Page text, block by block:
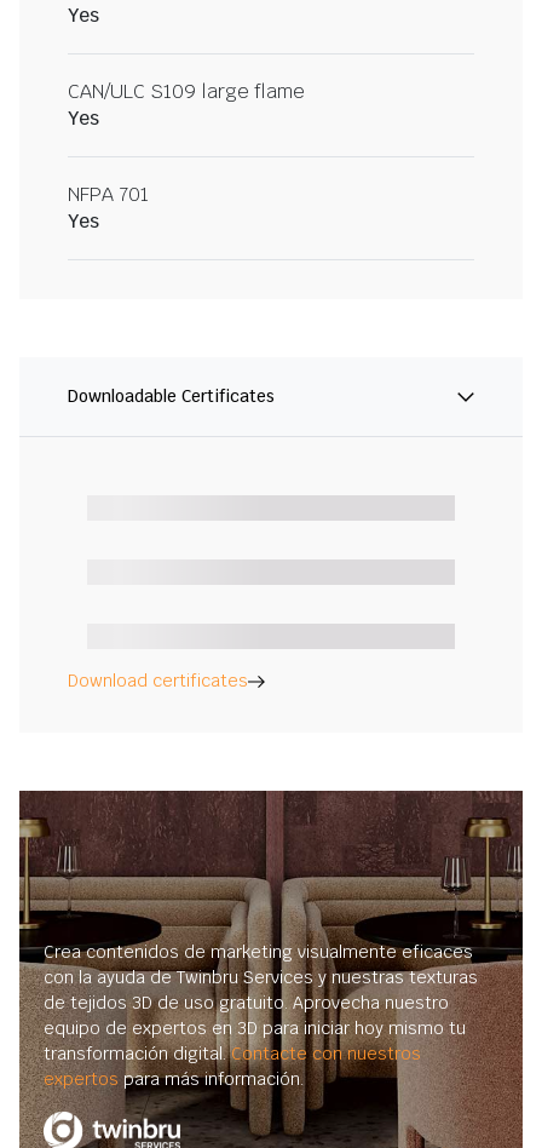
Yes
CAN/ULC S109 large flame
Yes
NFPA 701
Yes
Downloadable Certificates
Download certificates
Crea contenidos de marketing visualmente eficaces
con la ayuda de Twinbru Services y nuestras texturas
de tejidos 3D de uso gratuito. Aprovecha nuestro
equipo de expertos en 3D para iniciar hoy mismo tu
transformación digital.Contacte con nuestros
expertos para más información.